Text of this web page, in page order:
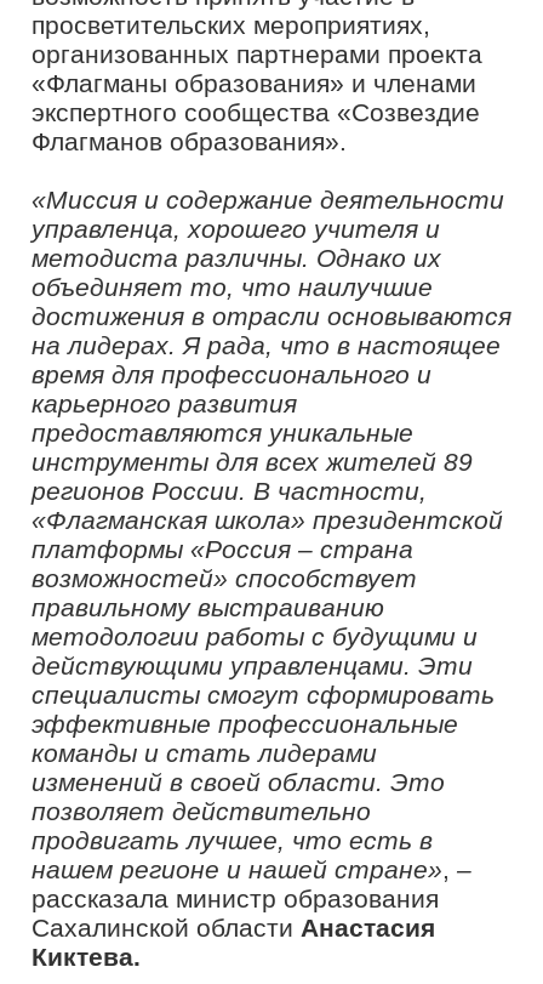
позволяет действительно
продвигать лучшее, что есть в
нашем регионе и нашей стране»,–
рассказала министр образования
Сахалинской областиАнастасия
Киктева.
управленцев в сфере образования
является одним из ключевых
направлений проекта «Флагманы
образования». Помимо формирования
федерального кадрового резерва
Минпросвещения России проект
ориентирован на развитие
регионального кадрового потенциала.
«Уже второй год подряд проект
«Флагманы образования»
президентской платформы «Россия –
страна возможностей» предлагает
широкую линейку сервисов и
возможностей для
профессионального и карьерного
развития управленцев в сфере
образования и педагогов, среди
которых «Флагманские школы».
Отрадно видеть, насколько этот
инструмент стал востребованным и
интересным – мы регулярно получаем
запросы от региональных
министерств на развитие
управленческих команд. В этом году
уже проведено девять интенсивов
для более 1000 управленцев в сфере
образования и педагогов. Десятой
«Флагманской школой» стала школа
управленческого кадрового резерва в
Сахалинской области, по итогам
которой мы дали рекомендации по
формированию кадрового резерва и
дальнейшего профессионального
развития кадров региона», –